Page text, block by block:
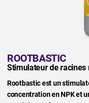
ROOTBASTIC
Stimulateur de racines
Rootbastic est un
concentration en NPK et